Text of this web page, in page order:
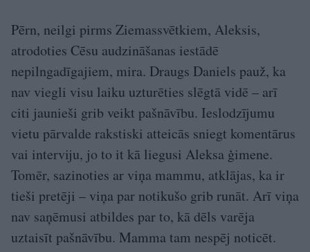
Pērn, neilgi pirms Ziemassvētkiem, Aleksis,
atrodoties Cēsu audzināšanas iestādē
nepilngadīgajiem, mira. Draugs Daniels pauž, ka
nav viegli visu laiku uzturēties slēgtā vidē – arī
citi jaunieši grib veikt pašnāvību. Ieslodzījumu
vietu pārvalde rakstiski atteicās sniegt komentārus
vai interviju, jo to it kā liegusi Aleksa ģimene.
Tomēr, sazinoties ar viņa mammu, atklājas, ka ir
tieši pretēji – viņa par notikušo grib runāt. Arī viņa
nav saņēmusi atbildes par to, kā dēls varēja
uztaisīt pašnāvību. Mamma tam nespēj noticēt.